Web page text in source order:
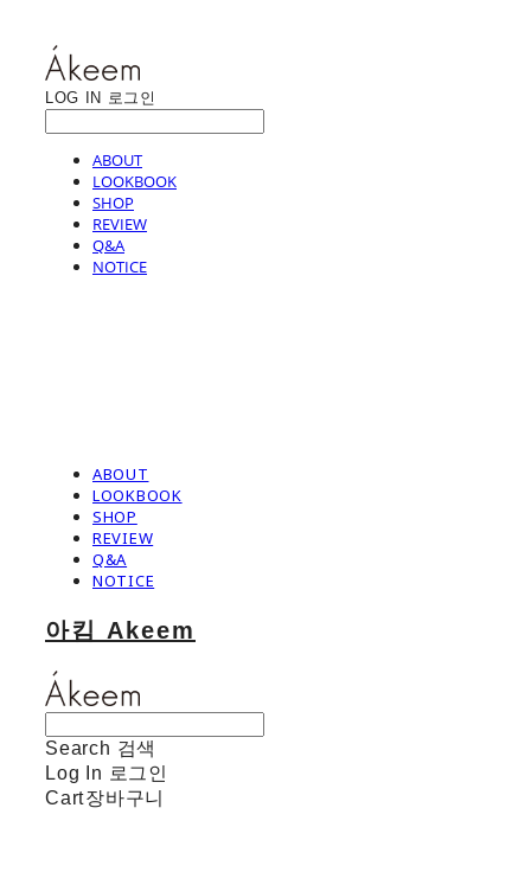
LOG IN 로그인
ABOUT
LOOKBOOK
SHOP
REVIEW
Q&A
NOTICE
ABOUT
LOOKBOOK
SHOP
REVIEW
Q&A
NOTICE
아킴 Akeem
Search 검색
Log In 로그인
Cart장바구니